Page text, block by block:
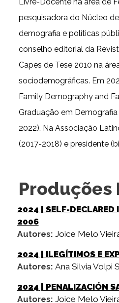
Livre-Docente na área de
pesquisadora do Núcleo
demografia e políticas
conselho editorial da
Capes de Tese 2010 na
sociodemográficas. Em
Family Demography and
Graduação em
2022). Na Associação
(2017-2018) e presidente
Produções
2024 | SELF-
2006
Autores: Joice Melo
2024 | ILEGÍTIMOS E
Autores: Ana Silvia Volpi
2024 | PENALIZACIÓN
Autores: Joice Melo